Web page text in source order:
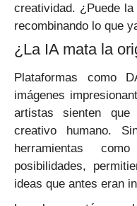
creatividad. ¿Puede
recombinando lo que
¿La IA mata la
Plataformas como
imágenes
artistas sienten
creativo humano.
herramientas
posibilidades,
ideas que antes eran